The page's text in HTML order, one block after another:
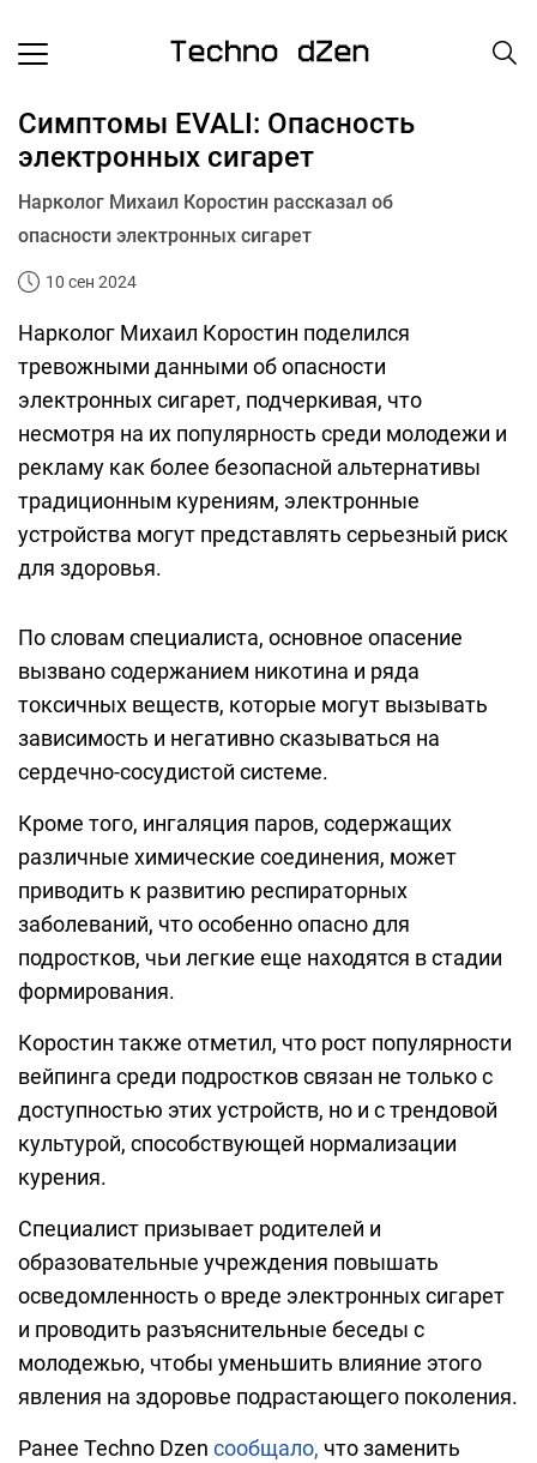
Симптомы EVALI: Опасность
электронных сигарет
Нарколог Михаил Коростин рассказал об
опасности электронных сигарет
10 сен 2024
Нарколог Михаил Коростин поделился
тревожными данными об опасности
электронных сигарет, подчеркивая, что
несмотря на их популярность среди молодежи и
рекламу как более безопасной альтернативы
традиционным курениям, электронные
устройства могут представлять серьезный риск
для здоровья.
По словам специалиста, основное опасение
вызвано содержанием никотина и ряда
токсичных веществ, которые могут вызывать
зависимость и негативно сказываться на
сердечно-сосудистой системе.
Кроме того, ингаляция паров, содержащих
различные химические соединения, может
приводить к развитию респираторных
заболеваний, что особенно опасно для
подростков, чьи легкие еще находятся в стадии
формирования.
Коростин также отметил, что рост популярности
вейпинга среди подростков связан не только с
доступностью этих устройств, но и с трендовой
культурой, способствующей нормализации
курения.
Специалист призывает родителей и
образовательные учреждения повышать
осведомленность о вреде электронных сигарет
и проводить разъяснительные беседы с
молодежью, чтобы уменьшить влияние этого
явления на здоровье подрастающего поколения.
Ранее Techno Dzen сообщало, что заменить